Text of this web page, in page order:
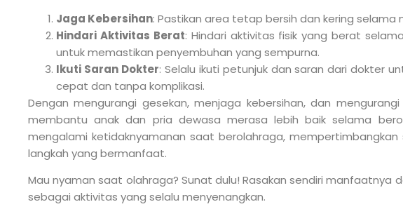
Jaga Kebersihan: Pastikan area tetap bersih dan kering selama
Hindari Aktivitas Berat: Hindari aktivitas fisik yang berat
untuk memastikan penyembuhan yang sempurna.
Ikuti Saran Dokter: Selalu ikuti petunjuk dan saran dari dokter
cepat dan tanpa komplikasi.
Dengan mengurangi gesekan, menjaga kebersihan, dan mengurangi
membantu anak dan pria dewasa merasa lebih baik selama
mengalami ketidaknyamanan saat berolahraga,
langkah yang bermanfaat.
Mau nyaman saat olahraga? Sunat dulu! Rasakan sendiri manfaatnya
sebagai aktivitas yang selalu menyenangkan.